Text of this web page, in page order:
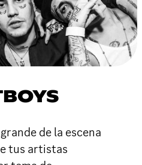
de la escena
tus artistas